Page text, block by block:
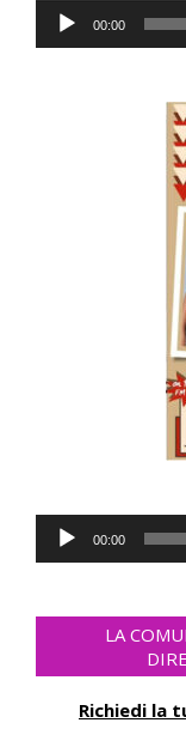
Lecteur
audio
00:00
Lecteur
audio
00:00
LA
Richiedi la